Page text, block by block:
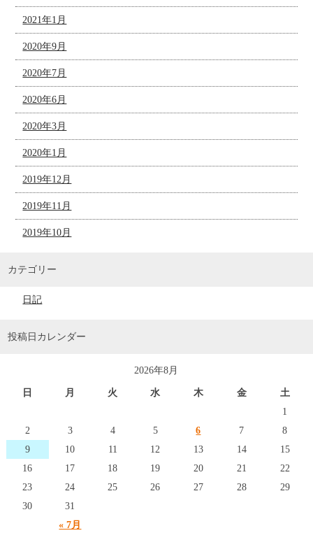
2021年1月
2020年9月
2020年7月
2020年6月
2020年3月
2020年1月
2019年12月
2019年11月
2019年10月
カテゴリー
日記
投稿日カレンダー
2026年8月
日 月 火 水 木 金 土
« 7月
1
2
3 4 5 6 7
8
9
10 11 12 13 14
15
16
17 18 19 20 21
22
23
24 25 26 27 28
29
30
31